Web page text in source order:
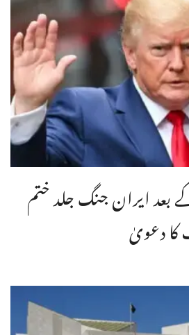
بعد ایران جنگ جلد ختم
دعویٰ